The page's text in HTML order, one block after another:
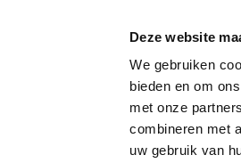
Deze website
We gebruiken
bieden en om
met onze
combineren met
uw gebruik van
Clubs
Aanbod